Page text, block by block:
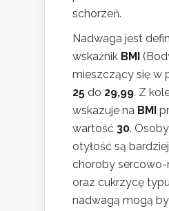
schorzeń.
Nadwaga jest
wskaźnik BMI
mieszczący się w
25 do 29,99. Z
wskazuje na BMI
wartość 30.
otyłość są
choroby
oraz cukrzycę
nadwagą mogą